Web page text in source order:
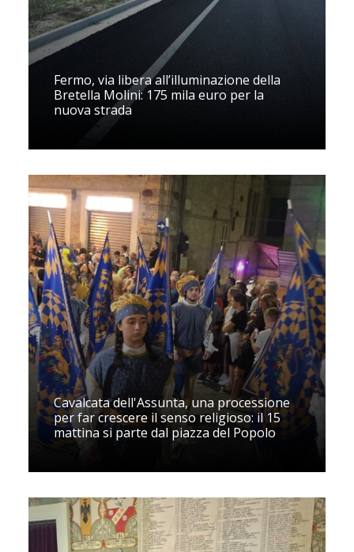
Fermo, via libera all’illuminazione della
Bretella Molini: 175 mila euro per la
nuova strada
Cavalcata dell'Assunta, una processione
per far crescere il senso religioso: il 15
mattina si parte dal piazza del Popolo